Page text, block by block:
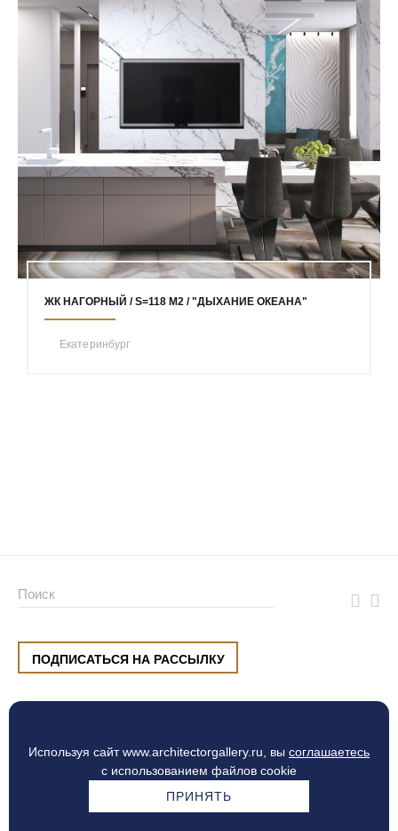
ЖК НАГОРНЫЙ / S=118 М2 / "ДЫХАНИЕ ОКЕАНА"
Екатеринбург
Используя сайт www.architectorgallery.ru, вы соглашаетесь
с использованием файлов cookie
ПРИНЯТЬ
ПОДПИСАТЬСЯ НА РАССЫЛКУ
ул. Малышева, 8, Екатеринбург
Процесс оплаты